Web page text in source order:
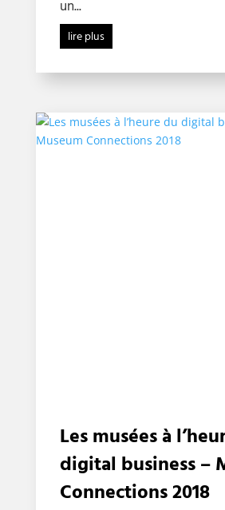
un...
lire plus
Les musées à
digital business –
Connections 2018